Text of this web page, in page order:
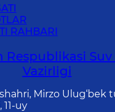
RAHBARI
Respublikasi Suv
Vazirligi
Mirzo Ulug‘bek
uy